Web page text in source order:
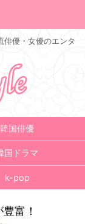
俳優・女優のエンタ
韓国俳優
国ドラマ
k-pop
富！